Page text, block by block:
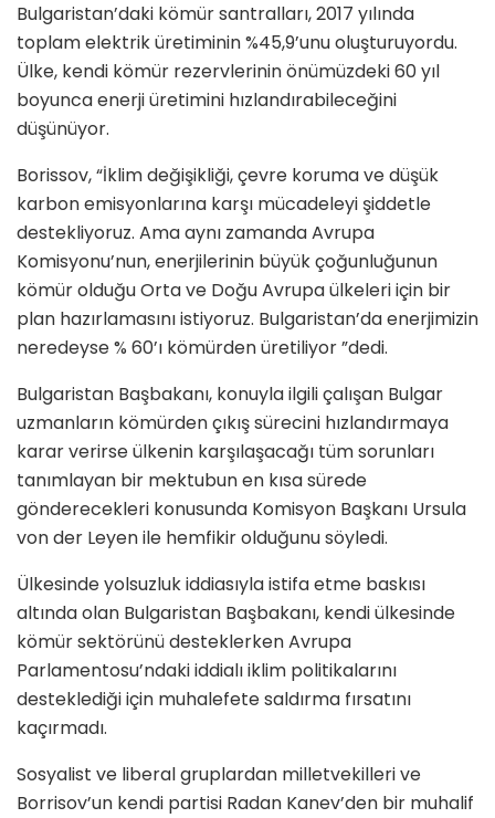
Bulgaristan’daki kömür santralları, 2017 yılında
toplam elektrik üretiminin %45,9’unu oluşturuyordu.
Ülke, kendi kömür rezervlerinin önümüzdeki 60 yıl
boyunca enerji üretimini hızlandırabileceğini
düşünüyor.
Borissov, “İklim değişikliği, çevre koruma ve düşük
karbon emisyonlarına karşı mücadeleyi şiddetle
destekliyoruz. Ama aynı zamanda Avrupa
Komisyonu’nun, enerjilerinin büyük çoğunluğunun
kömür olduğu Orta ve Doğu Avrupa ülkeleri için bir
plan hazırlamasını istiyoruz. Bulgaristan’da enerjimizin
neredeyse % 60’ı kömürden üretiliyor ”dedi.
Bulgaristan Başbakanı, konuyla ilgili çalışan Bulgar
uzmanların kömürden çıkış sürecini hızlandırmaya
karar verirse ülkenin karşılaşacağı tüm sorunları
tanımlayan bir mektubun en kısa sürede
gönderecekleri konusunda Komisyon Başkanı Ursula
von der Leyen ile hemfikir olduğunu söyledi.
Ülkesinde yolsuzluk iddiasıyla istifa etme baskısı
altında olan Bulgaristan Başbakanı, kendi ülkesinde
kömür sektörünü desteklerken Avrupa
Parlamentosu’ndaki iddialı iklim politikalarını
desteklediği için muhalefete saldırma fırsatını
kaçırmadı.
Sosyalist ve liberal gruplardan milletvekilleri ve
Borrisov’un kendi partisi Radan Kanev’den bir muhalif